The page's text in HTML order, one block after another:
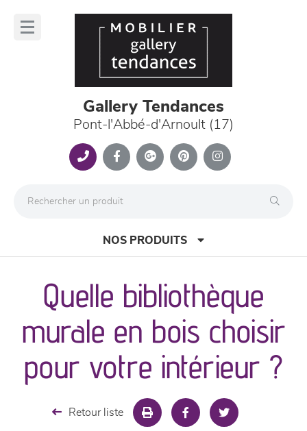
Gallery Tendances
Pont-l'Abbé-d'Arnoult (17)
NOS PRODUITS
canapés et fauteuils
séjours
chambres et dressing
Quelle bibliothèque
murale en bois choisir
pour votre intérieur ?
Retour liste